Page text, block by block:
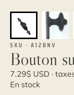
SKU · A12BNV
Bouton
7.29$ USD ·
En stock